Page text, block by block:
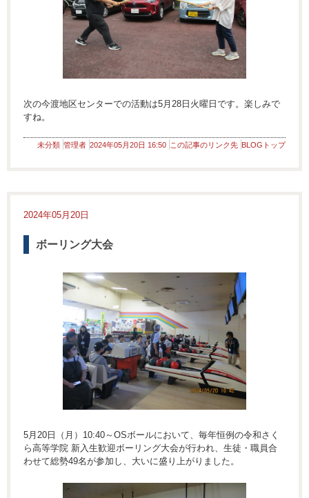
次の今渡地区センターでの活動は5月28日火曜日です。楽しみで
すね。
未分類 管理者 2024年05月20日 16:50 この記事のリンク先 BLOGトップ
2024年05月20日
ボーリング大会
5月20日（月）10:40～OSボールにおいて、毎年恒例の令和さく
ら高等学院 新入生歓迎ボーリング大会が行われ、生徒・職員合
わせて総勢49名が参加し、大いに盛り上がりました。